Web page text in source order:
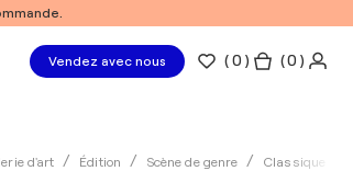
Vendez avec nous (0 ) ( 0 )
d'art Édition Scène de genre Classique